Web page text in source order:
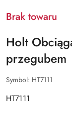
Brak towaru
Holt
przegubem
Symbol: HT7111
HT7111